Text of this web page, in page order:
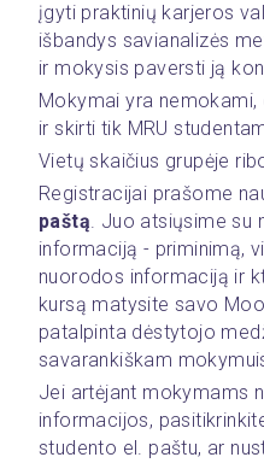
įgyti praktinių karjeros
išbandys savianalizės
ir mokysis paversti ją
Mokymai yra
ir skirti tik MRU
Vietų skaičius grupėje
Registracijai prašome
paštą. Juo atsiųsime su
informaciją - priminimą,
nuorodos informaciją ir
kursą matysite savo
patalpinta dėstytojo
savarankiškam
Jei artėjant mokymams
informacijos,
studento el. paštu, ar